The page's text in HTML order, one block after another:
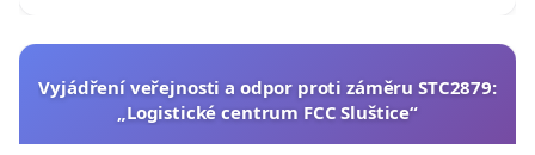
Vyjádření veřejnosti a odpor proti záměru STC2879:
„Logistické centrum FCC Sluštice“